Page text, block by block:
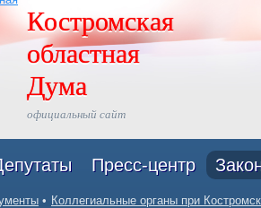
Костромская
областная
Дума
официальный сайт
Пресс-центр
Коллегиальные органы при